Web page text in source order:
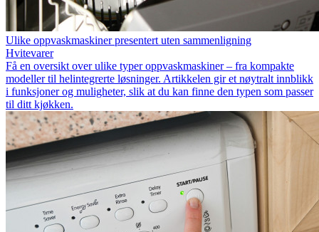
Ulike oppvaskmaskiner presentert uten sammenligning
Hvitevarer
Få en oversikt over ulike typer oppvaskmaskiner – fra kompakte
modeller til helintegrerte løsninger. Artikkelen gir et nøytralt innblikk
i funksjoner og muligheter, slik at du kan finne den typen som passer
til ditt kjøkken.